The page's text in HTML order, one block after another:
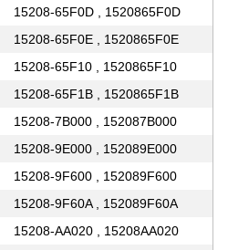
15208-65F0D , 1520865F0D
15208-65F0E , 1520865F0E
15208-65F10 , 1520865F10
15208-65F1B , 1520865F1B
15208-7B000 , 152087B000
15208-9E000 , 152089E000
15208-9F600 , 152089F600
15208-9F60A , 152089F60A
15208-AA020 , 15208AA020